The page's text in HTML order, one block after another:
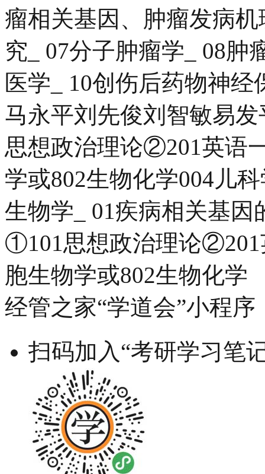
瘤相关基因、肿瘤发病
究_ 07分子肿瘤学_ 08肿
医学_ 10创伤后药物神
马永平刘先俊刘智敏易
思想政治理论②201英语
学或802生物化学004儿
生物学_ 01疾病相关基
①101思想政治理论
胞生物学或802生物化学
经管之家“学道会”小程序
扫码加入“考研学习笔